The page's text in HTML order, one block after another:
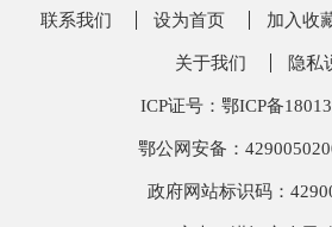
联系我们 设为首页 加入收
关于我们 隐私
ICP证号：鄂ICP备
鄂公网安备：
政府网站标识码：